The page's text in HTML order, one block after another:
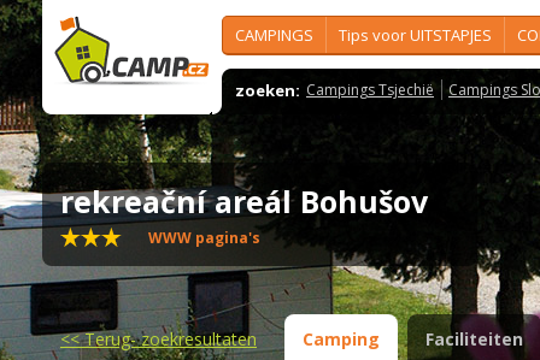
CAMPINGS Tips voor UITSTAPJES
zoeken: Campings Tsjechië Campings
rekreační areál Bohušov
WWW pagina's
<<Terug- zoekresultaten Camping Faciliteiten